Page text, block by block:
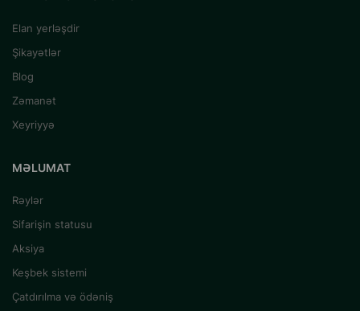
Elan yerləşdir
Şikayətlər
Blog
Zəmanət
Xeyriyyə
MƏLUMAT
Rəylər
Sifarişin statusu
Aksiya
Keşbek sistemi
Çatdırılma və ödəniş